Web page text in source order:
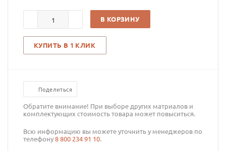
В КОРЗИНУ
КУПИТЬ В 1 КЛИК
Поделиться
Обратите внимание! При выборе других матриалов и
комплектующих стоимость товара может повыситься.
Всю информацию вы можете уточнить у менеджеров по
телефону8 800 234 91 10.